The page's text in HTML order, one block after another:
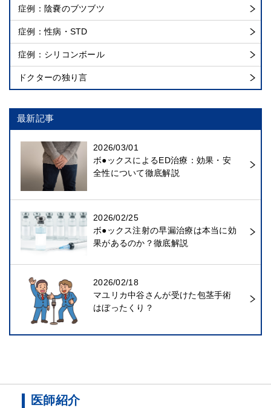
症例：陰嚢のブツブツ
症例：性病・STD
症例：シリコンボール
ドクターの独り言
最新記事
2026/03/01
ボ●ックスによるED治療：効果・安
全性について徹底解説
2026/02/25
ボ●ックス注射の早漏治療は本当に効
果があるのか？徹底解説
2026/02/18
マユリカ中谷さんが受けた包茎手術
はぼったくり？
医師紹介